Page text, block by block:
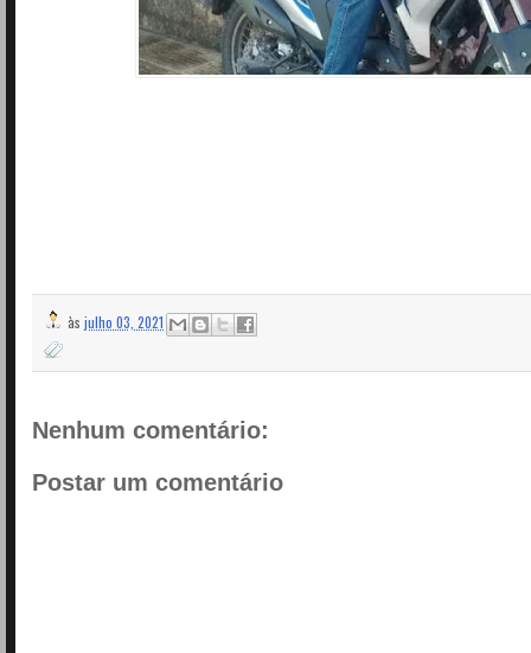
às julho 03, 2021
Nenhum comentário:
Postar um comentário